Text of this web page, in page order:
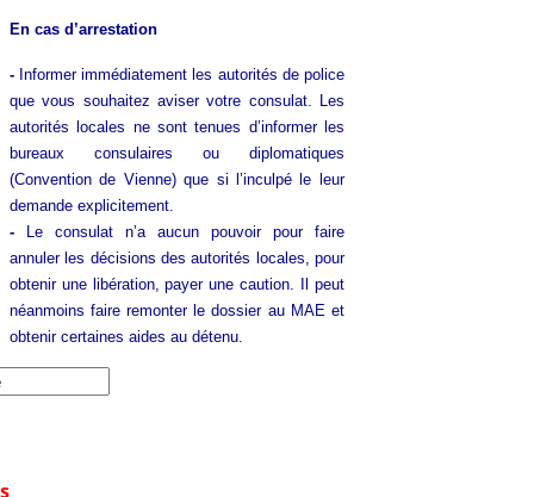
En cas d’arrestation
- Informer immédiatement les autorités de police
que vous souhaitez aviser votre consulat. Les
autorités locales ne sont tenues d’informer les
bureaux consulaires ou diplomatiques
(Convention de Vienne) que si l’inculpé le leur
demande explicitement.
- Le consulat n’a aucun pouvoir pour faire
annuler les décisions des autorités locales, pour
obtenir une libération, payer une caution. Il peut
néanmoins faire remonter le dossier au MAE et
obtenir certaines aides au détenu.